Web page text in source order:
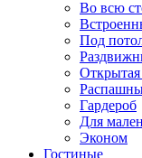
Во всю
Под
Открытая
Гардероб
Для
Эконом
Гостиные